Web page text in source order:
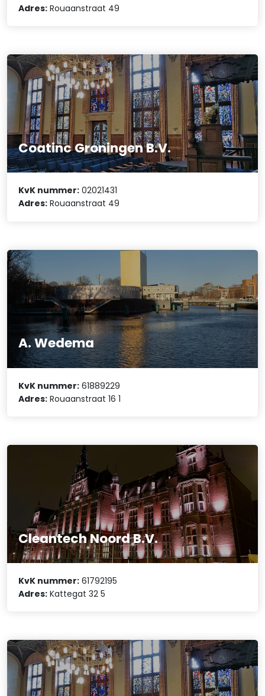
Adres: Rouaanstraat 49
Coatinc Groningen B.V.
KvK nummer: 02021431
Adres: Rouaanstraat 49
A. Wedema
KvK nummer: 61889229
Adres: Rouaanstraat 16 1
Cleantech Noord B.V.
KvK nummer: 61792195
Adres: Kattegat 32 5